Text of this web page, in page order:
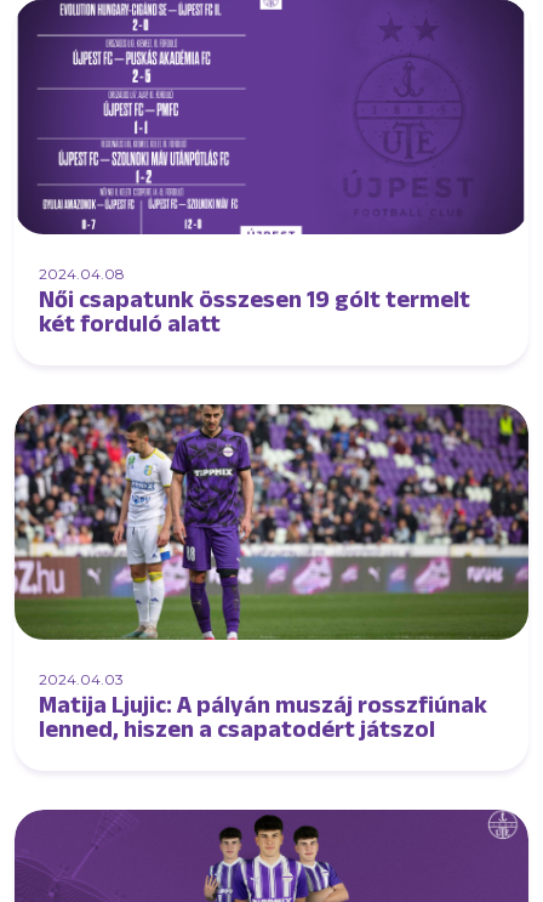
2024.04.08
Női csapatunk összesen 19 gólt termelt
két forduló alatt
2024.04.03
Matija Ljujic: A pályán muszáj rosszfiúnak
lenned, hiszen a csapatodért játszol